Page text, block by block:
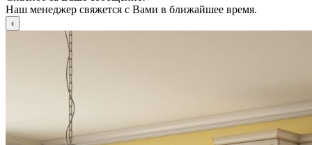
Наш менеджер свяжется с Вами в ближайшее время.